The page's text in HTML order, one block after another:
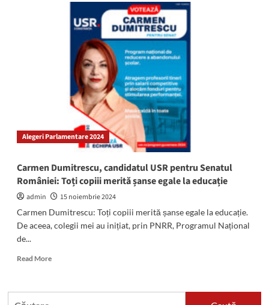
Alegeri Parlamentare 2024
Carmen Dumitrescu, candidatul USR pentru Senatul
României: Toți copiii merită șanse egale la educație
admin
15 noiembrie 2024
Carmen Dumitrescu: Toți copiii merită șanse egale la educație.
De aceea, colegii mei au inițiat, prin PNRR, Programul Național
de...
Read MoreRead
Carmen
Caută